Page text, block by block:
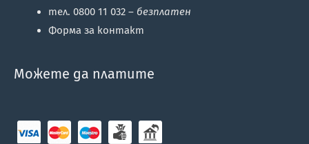
тел. 0800 11 032 – безплатен
Форма за контакт
Можете да платите